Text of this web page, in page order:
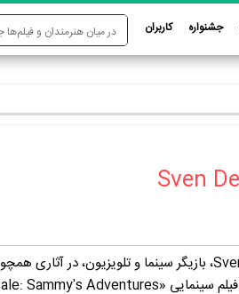
جشنواره کاربران